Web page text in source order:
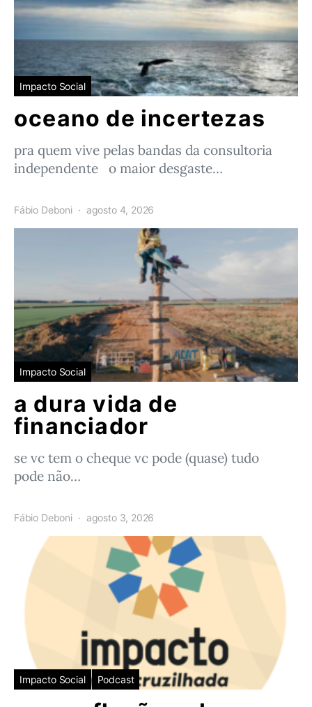
Impacto Social
oceano de incertezas
pra quem vive pelas bandas da consultoria
independente o maior desgaste…
Fábio Deboni agosto 4, 2026
Impacto Social
a dura vida de
financiador
se vc tem o cheque vc pode (quase) tudo
pode não…
Fábio Deboni agosto 3, 2026
Impacto Social Podcast